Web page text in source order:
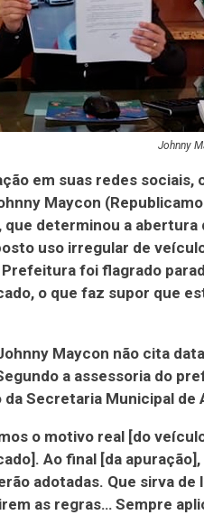
Johnny
em suas redes
Maycon
que determinou a
uso irregular de
foi flagrado
o que faz supor que
Maycon não cita
a assessoria do
da Secretaria Municipal de
o motivo real [do
Ao final [da
adotadas. Que sirva
as regras… Sempre